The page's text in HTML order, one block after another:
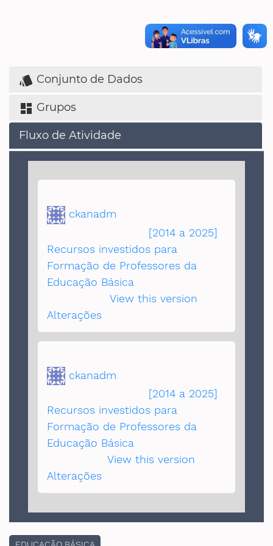
style Conjunto de Dados
dashboard Grupos
Fluxo de Atividade
ckanadm
[2014 a 2025]
Recursos investidos para
Formação de Professores da
Educação Básica
View this version
Alterações
ckanadm
[2014 a 2025]
Recursos investidos para
Formação de Professores da
Educação Básica
View this version
Alterações